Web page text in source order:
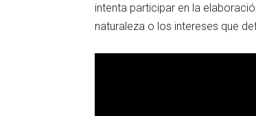
intenta participar en la
naturaleza o los intereses que